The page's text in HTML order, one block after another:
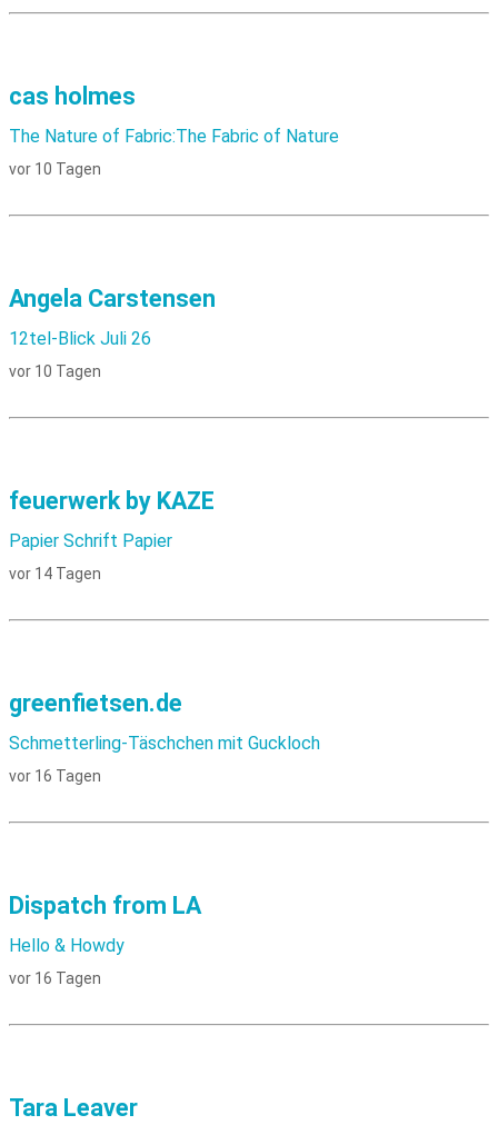
cas holmes
The Nature of Fabric:The Fabric of Nature
vor 10 Tagen
Angela Carstensen
12tel-Blick Juli 26
vor 10 Tagen
feuerwerk by KAZE
Papier Schrift Papier
vor 14 Tagen
greenfietsen.de
Schmetterling-Täschchen mit Guckloch
vor 16 Tagen
Dispatch from LA
Hello & Howdy
vor 16 Tagen
Tara Leaver